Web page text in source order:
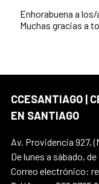
Enhorabuena a
Muchas gracias a
CCESANTIAGO |
EN SANTIAGO
Av. Providencia 927,
De lunes a sábado,
Correo electrónico: